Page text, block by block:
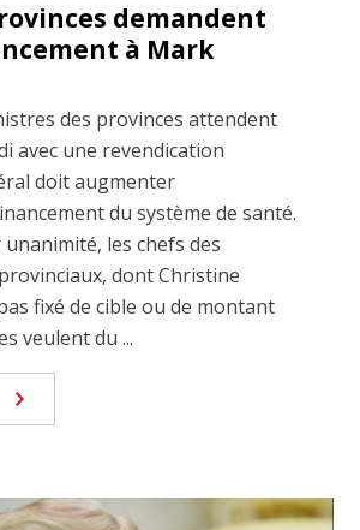
demandent
à Mark
des provinces attendent
avec une revendication
doit augmenter
du système de santé.
les chefs des
dont Christine
fixé de cible ou de montant
veulent du ...